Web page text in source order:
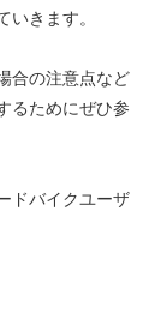
いきます。
合の注意点など
るためにぜひ参
ドバイクユーザ